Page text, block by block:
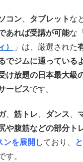
コン タブレット な
あれば受講が可能な「
）
」は、厳選された
でジムに通っている
け放題の日本最大級
ービスです。
、 筋トレ、 ダンス、
や腹筋などの部分ト
ンを展開 しており、
す。